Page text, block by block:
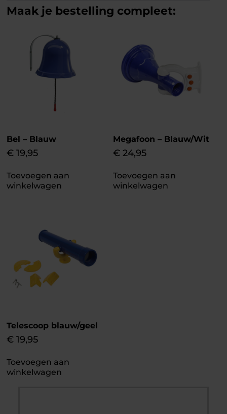
Maak je bestelling compleet:
Bel – Blauw
€ 19,95
Toevoegen aan
winkelwagen
Megafoon – Blauw/Wit
€ 24,95
Toevoegen aan
winkelwagen
Telescoop blauw/geel
€ 19,95
Toevoegen aan
winkelwagen